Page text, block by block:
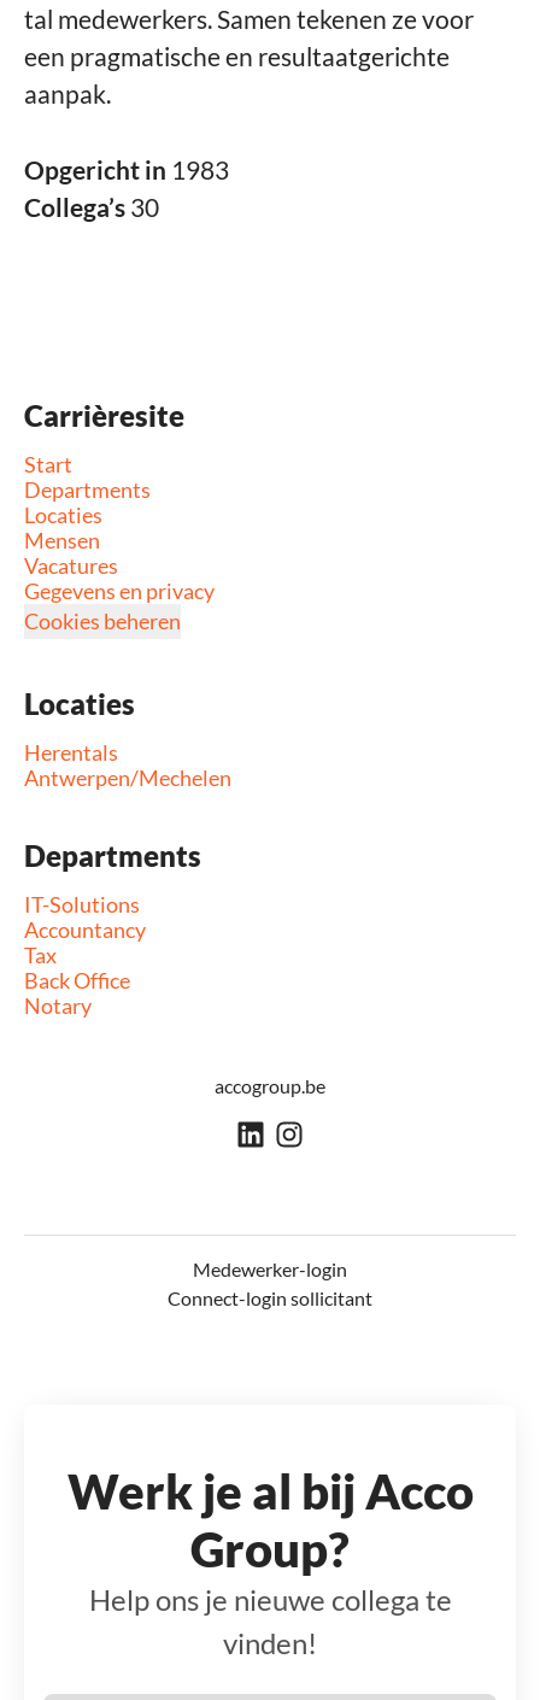
tal medewerkers. Samen tekenen ze voor
een pragmatische en resultaatgerichte
aanpak.
Opgericht in 1983
Collega’s 30
Carrièresite
Start
Departments
Locaties
Mensen
Vacatures
Gegevens en privacy
Cookies beheren
Locaties
Herentals
Antwerpen/Mechelen
Departments
IT-Solutions
Accountancy
Tax
Back Office
Notary
accogroup.be
Medewerker-login
Connect-login sollicitant
Werk je al bij Acco
Group?
Help ons je nieuwe collega te
vinden!